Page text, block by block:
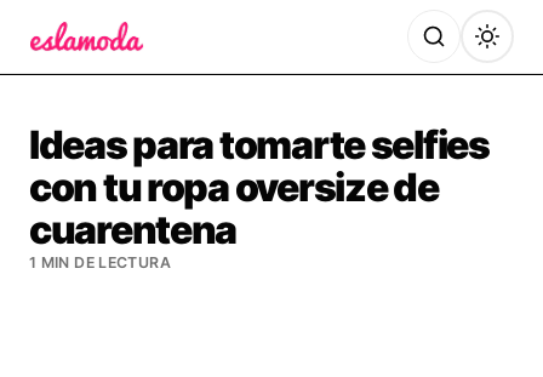
Ideas para tomarte selfies
con tu ropa oversize de
cuarentena
1 MIN DE LECTURA